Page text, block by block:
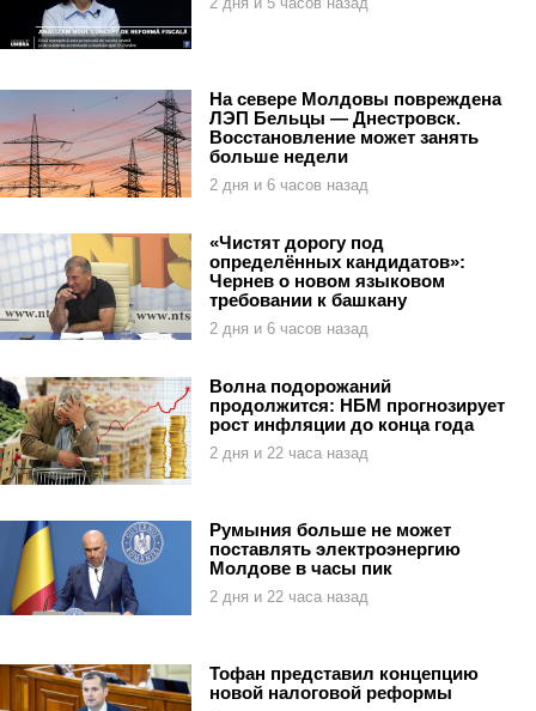
На севере Молдовы повреждена
ЛЭП Бельцы — Днестровск.
Восстановление может занять
больше недели
2 дня и 6 часов назад
«Чистят дорогу под
определённых кандидатов»:
Чернев о новом языковом
требовании к башкану
2 дня и 6 часов назад
Волна подорожаний
продолжится: НБМ прогнозирует
рост инфляции до конца года
2 дня и 22 часа назад
Румыния больше не может
поставлять электроэнергию
Молдове в часы пик
2 дня и 22 часа назад
Тофан представил концепцию
новой налоговой реформы